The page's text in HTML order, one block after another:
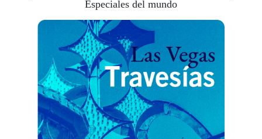
Especiales del mundo